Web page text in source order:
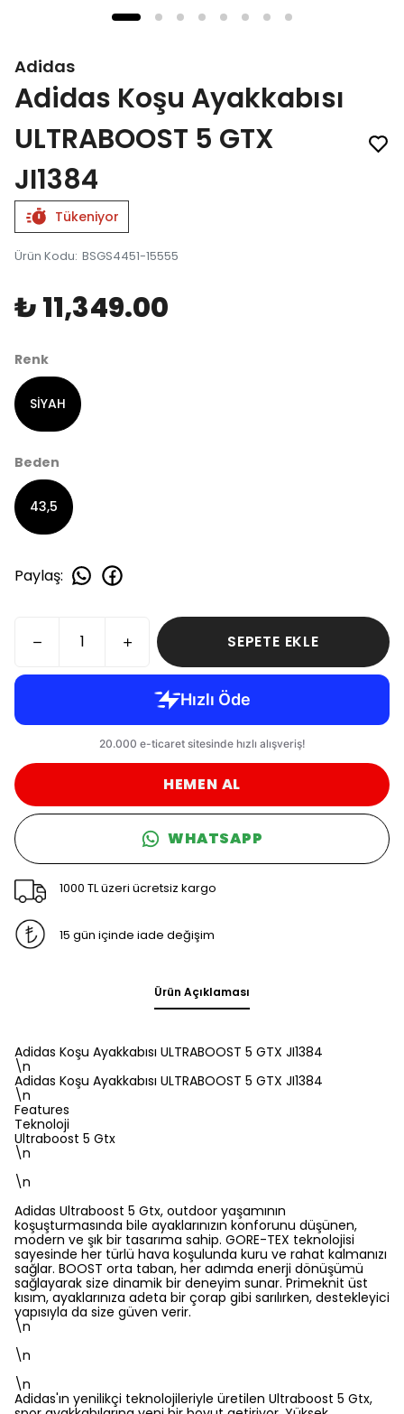
Adidas
Adidas Koşu Ayakkabısı
ULTRABOOST 5 GTX
JI1384
Tükeniyor
Ürün Kodu: BSGS4451-15555
₺ 11,349.00
Renk
SİYAH
Beden
43,5
Paylaş:
SEPETE EKLE
HEMEN AL
WHATSAPP
1000 TL üzeri ücretsiz kargo
15 gün içinde iade değişim
Ürün Açıklaması
Adidas Koşu Ayakkabısı ULTRABOOST 5 GTX JI1384
\n
Adidas Koşu Ayakkabısı ULTRABOOST 5 GTX JI1384
\n
Features
Teknoloji
Ultraboost 5 Gtx
\n
\n
Adidas Ultraboost 5 Gtx, outdoor yaşamının
koşuşturmasında bile ayaklarınızın konforunu düşünen,
modern ve şık bir tasarıma sahip. GORE-TEX teknolojisi
sayesinde her türlü hava koşulunda kuru ve rahat kalmanızı
sağlar. BOOST orta taban, her adımda enerji dönüşümü
sağlayarak size dinamik bir deneyim sunar. Primeknit üst
kısım, ayaklarınıza adeta bir çorap gibi sarılırken, destekleyici
yapısıyla da size güven verir.
\n
\n
\n
Adidas'ın yenilikçi teknolojileriyle üretilen Ultraboost 5 Gtx,